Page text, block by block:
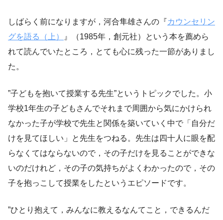
しばらく前になりますが，河合隼雄さんの『カウンセリン
グを語る（上）
』（1985年，創元社）という本を薦めら
れて読んでいたところ，とても心に残った一節がありまし
た。
”子どもを抱いて授業する先生”というトピックでした。小
学校1年生の子どもさんでそれまで周囲から気にかけられ
なかった子が学校で先生と関係を築いていく中で「自分だ
けを見てほしい」と先生をつねる。先生は四十人に眼を配
らなくてはならないので，その子だけを見ることができな
いのだけれど，その子の気持ちがよくわかったので，その
子を抱っこして授業をしたというエピソードです。
”ひとり抱えて，みんなに教えるなんてこと，できるんだ